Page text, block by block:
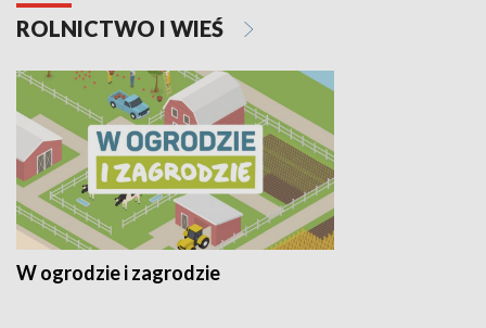
ROLNICTWO I WIEŚ
W ogrodzie i zagrodzie